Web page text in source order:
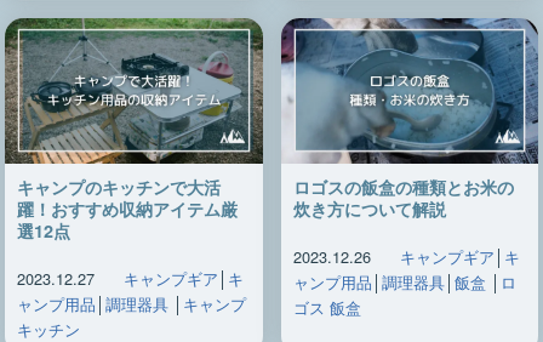
キャンプのキッチンで大活
躍！おすすめ収納アイテム厳
選12点
2023.12.27 キャンプギア │ キ
ャンプ用品 │ 調理器具│ キャンプ
キッチン
ロゴスの飯盒の種類とお米の
炊き方について解説
2023.12.26 キャンプギア │ キ
ャンプ用品 │ 調理器具│ 飯盒 │ ロ
ゴス 飯盒